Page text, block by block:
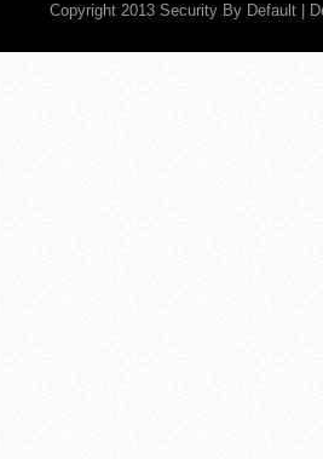
Copyright 2013 Security By Default |